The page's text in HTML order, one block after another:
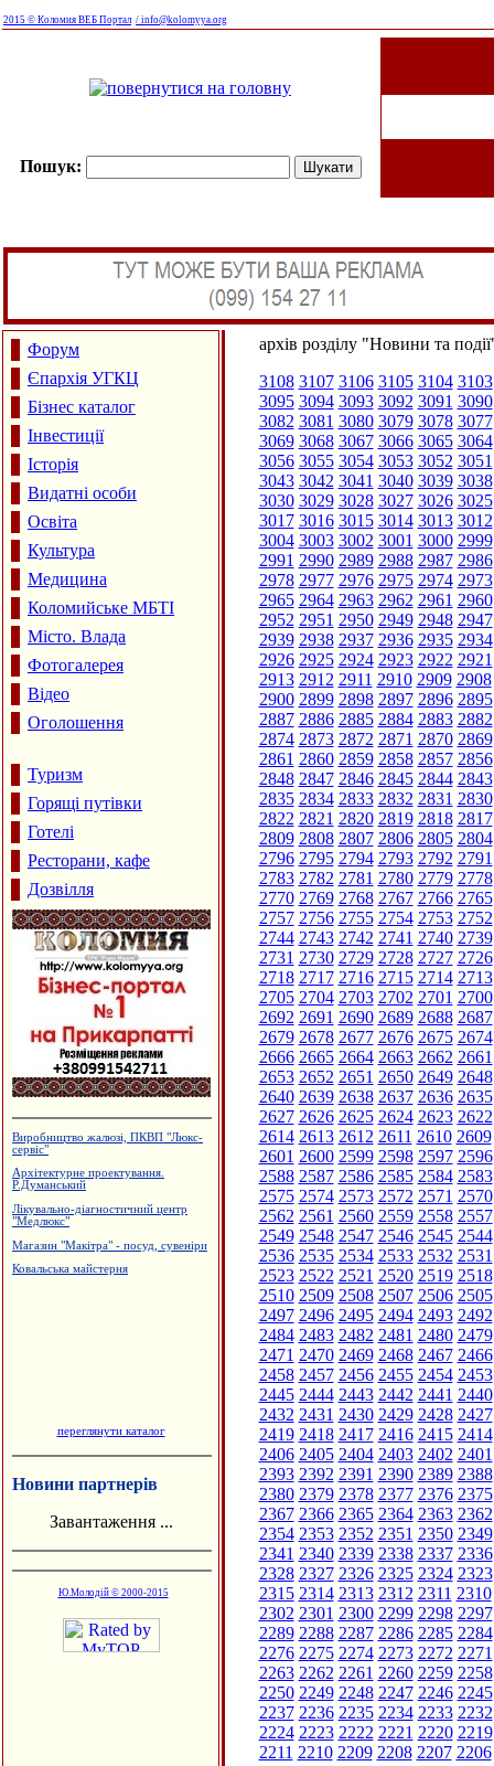
2015 © Коломия ВЕБ Портал / info@kolomyya.org
Пошук:
Форум
Єпархія УГКЦ
Бізнес каталог
Інвестиції
Історія
Видатні особи
Освіта
Культура
Медицина
Коломийське МБТІ
Місто. Влада
Фотогалерея
Відео
Оголошення
Туризм
Горящі путівки
Готелі
Ресторани, кафе
Дозвілля
Виробництво жалюзі, ПКВП "Люкс-
сервіс"
Архітектурне проектування.
Р.Думанський
Лікувально-діагностичний центр
"Медлюкс"
Магазин "Макітра" - посуд, сувеніри
Ковальська майстерня
переглянути каталог
Новини партнерів
Завантаження ...
Ю.Молодій © 2000-2015
архів розділу "Новини та
3108 3107 3106 3105 3104 3103
3095 3094 3093 3092 3091 3090
3082 3081 3080 3079 3078 3077
3069 3068 3067 3066 3065 3064
3056 3055 3054 3053 3052 3051
3043 3042 3041 3040 3039 3038
3030 3029 3028 3027 3026 3025
3017 3016 3015 3014 3013 3012
3004 3003 3002 3001 3000 2999
2991 2990 2989 2988 2987 2986
2978 2977 2976 2975 2974 2973
2965 2964 2963 2962 2961 2960
2952 2951 2950 2949 2948 2947
2939 2938 2937 2936 2935 2934
2926 2925 2924 2923 2922 2921
2913 2912 2911 2910 2909 2908
2900 2899 2898 2897 2896 2895
2887 2886 2885 2884 2883 2882
2874 2873 2872 2871 2870 2869
2861 2860 2859 2858 2857 2856
2848 2847 2846 2845 2844 2843
2835 2834 2833 2832 2831 2830
2822 2821 2820 2819 2818 2817
2809 2808 2807 2806 2805 2804
2796 2795 2794 2793 2792 2791
2783 2782 2781 2780 2779 2778
2770 2769 2768 2767 2766 2765
2757 2756 2755 2754 2753 2752
2744 2743 2742 2741 2740 2739
2731 2730 2729 2728 2727 2726
2718 2717 2716 2715 2714 2713
2705 2704 2703 2702 2701 2700
2692 2691 2690 2689 2688 2687
2679 2678 2677 2676 2675 2674
2666 2665 2664 2663 2662 2661
2653 2652 2651 2650 2649 2648
2640 2639 2638 2637 2636 2635
2627 2626 2625 2624 2623 2622
2614 2613 2612 2611 2610 2609
2601 2600 2599 2598 2597 2596
2588 2587 2586 2585 2584 2583
2575 2574 2573 2572 2571 2570
2562 2561 2560 2559 2558 2557
2549 2548 2547 2546 2545 2544
2536 2535 2534 2533 2532 2531
2523 2522 2521 2520 2519 2518
2510 2509 2508 2507 2506 2505
2497 2496 2495 2494 2493 2492
2484 2483 2482 2481 2480 2479
2471 2470 2469 2468 2467 2466
2458 2457 2456 2455 2454 2453
2445 2444 2443 2442 2441 2440
2432 2431 2430 2429 2428 2427
2419 2418 2417 2416 2415 2414
2406 2405 2404 2403 2402 2401
2393 2392 2391 2390 2389 2388
2380 2379 2378 2377 2376 2375
2367 2366 2365 2364 2363 2362
2354 2353 2352 2351 2350 2349
2341 2340 2339 2338 2337 2336
2328 2327 2326 2325 2324 2323
2315 2314 2313 2312 2311 2310
2302 2301 2300 2299 2298 2297
2289 2288 2287 2286 2285 2284
2276 2275 2274 2273 2272 2271
2263 2262 2261 2260 2259 2258
2250 2249 2248 2247 2246 2245
2237 2236 2235 2234 2233 2232
2224 2223 2222 2221 2220 2219
2211 2210 2209 2208 2207 2206